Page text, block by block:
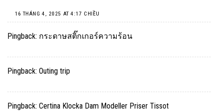
16 THÁNG 4, 2025 AT 4:17 CHIỀU
Pingback: กระดาษสติ๊กเกอร์ความร้อน
Pingback: Outing trip
Pingback: Certina Klocka Dam Modeller Priser Tissot